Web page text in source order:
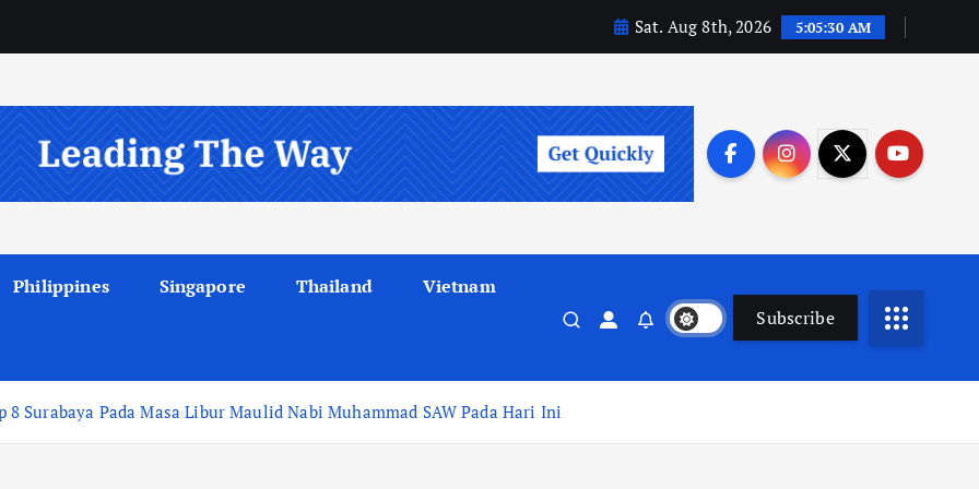
Sat. Aug 8th, 2026 5:05:32 AM
Philippines Singapore Thailand Vietnam
Subscribe
Surabaya Pada Masa Libur Maulid Nabi Muhammad SAW Pada Hari Ini